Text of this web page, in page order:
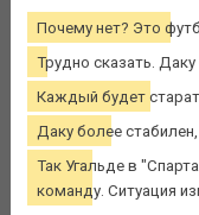
Почему нет? Это
Трудно сказать.
Каждый будет
Даку более
Так Угальде в
команду. Ситуация